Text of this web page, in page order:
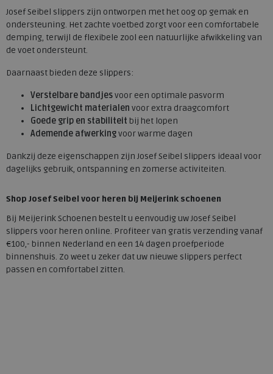
Josef Seibel slippers zijn ontworpen met het oog op gemak en
ondersteuning. Het zachte voetbed zorgt voor een comfortabele
demping, terwijl de flexibele zool een natuurlijke afwikkeling van
de voet ondersteunt.
Daarnaast bieden deze slippers:
Verstelbare bandjesvoor een optimale pasvorm
Lichtgewicht materialen voor extra draagcomfort
Goede grip en stabiliteit bij het lopen
Ademende afwerkingvoor warme dagen
Dankzij deze eigenschappen zijn Josef Seibel slippers ideaal voor
dagelijks gebruik, ontspanning en zomerse activiteiten.
Shop Josef Seibel voor heren bij Meijerink schoenen
Bij Meijerink Schoenen bestelt u eenvoudig uw Josef Seibel
slippers voor heren online. Profiteer van gratis verzending vanaf
€100,- binnen Nederland en een 14 dagen proefperiode
binnenshuis. Zo weet u zeker dat uw nieuwe slippers perfect
passen en comfortabel zitten.